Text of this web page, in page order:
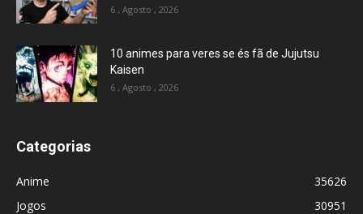
6 , Agosto , 2026
10 animes para veres se és fã de Jujutsu
Kaisen
6 , Agosto , 2026
Categorias
Anime
35626
Jogos
30951